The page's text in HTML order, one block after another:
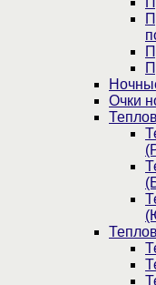
Очки